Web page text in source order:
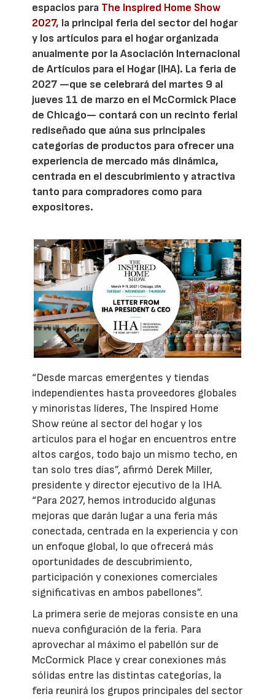
espacios para The Inspired Home Show
2027, la principal feria del sector del hogar
y los artículos para el hogar organizada
anualmente por la Asociación Internacional
de Artículos para el Hogar (IHA). La feria de
2027 —que se celebrará del martes 9 al
jueves 11 de marzo en el McCormick Place
de Chicago— contará con un recinto ferial
rediseñado que aúna sus principales
categorías de productos para ofrecer una
experiencia de mercado más dinámica,
centrada en el descubrimiento y atractiva
tanto para compradores como para
expositores.
“Desde marcas emergentes y tiendas
independientes hasta proveedores globales
y minoristas líderes, The Inspired Home
Show reúne al sector del hogar y los
artículos para el hogar en encuentros entre
altos cargos, todo bajo un mismo techo, en
tan solo tres días”, afirmó Derek Miller,
presidente y director ejecutivo de la IHA.
“Para 2027, hemos introducido algunas
mejoras que darán lugar a una feria más
conectada, centrada en la experiencia y con
un enfoque global, lo que ofrecerá más
oportunidades de descubrimiento,
participación y conexiones comerciales
significativas en ambos pabellones”.
La primera serie de mejoras consiste en una
nueva configuración de la feria. Para
aprovechar al máximo el pabellón sur de
McCormick Place y crear conexiones más
sólidas entre las distintas categorías, la
feria reunirá los grupos principales del sector